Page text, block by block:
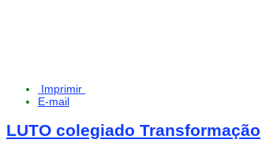
Imprimir
E-mail
LUTO colegiado Transformação